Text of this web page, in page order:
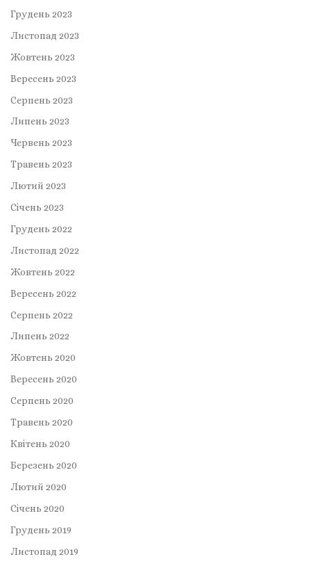
Грудень 2023
Листопад 2023
Жовтень 2023
Вересень 2023
Серпень 2023
Липень 2023
Червень 2023
Травень 2023
Лютий 2023
Січень 2023
Грудень 2022
Листопад 2022
Жовтень 2022
Вересень 2022
Серпень 2022
Липень 2022
Жовтень 2020
Вересень 2020
Серпень 2020
Травень 2020
Квітень 2020
Березень 2020
Лютий 2020
Січень 2020
Грудень 2019
Листопад 2019